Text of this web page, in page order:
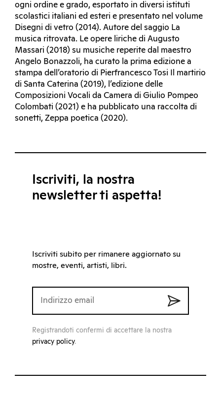
ogni ordine e grado, esportato in diversi istituti
scolastici italiani ed esteri e presentato nel volume
Disegni di vetro (2014). Autore del saggio La
musica ritrovata. Le opere liriche di Augusto
Massari (2018) su musiche reperite dal maestro
Angelo Bonazzoli, ha curato la prima edizione a
stampa dell’oratorio di Pierfrancesco Tosi Il martirio
di Santa Caterina (2019), l’edizione delle
Composizioni Vocali da Camera di Giulio Pompeo
Colombati (2021) e ha pubblicato una raccolta di
sonetti, Zeppa poetica (2020).
Iscriviti, la nostra
newsletter ti aspetta!
Iscriviti subito per rimanere aggiornato su
mostre, eventi, artisti, libri.
Registrandoti confermi di accettare la nostra
privacy policy.